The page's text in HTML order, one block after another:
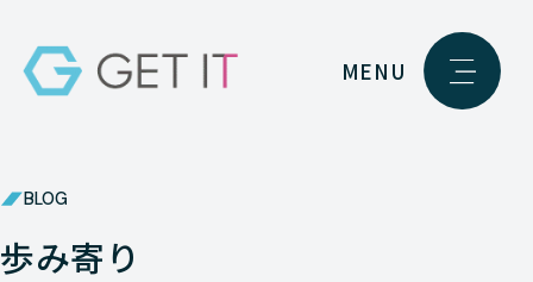
MENU
BLOG
歩み寄り